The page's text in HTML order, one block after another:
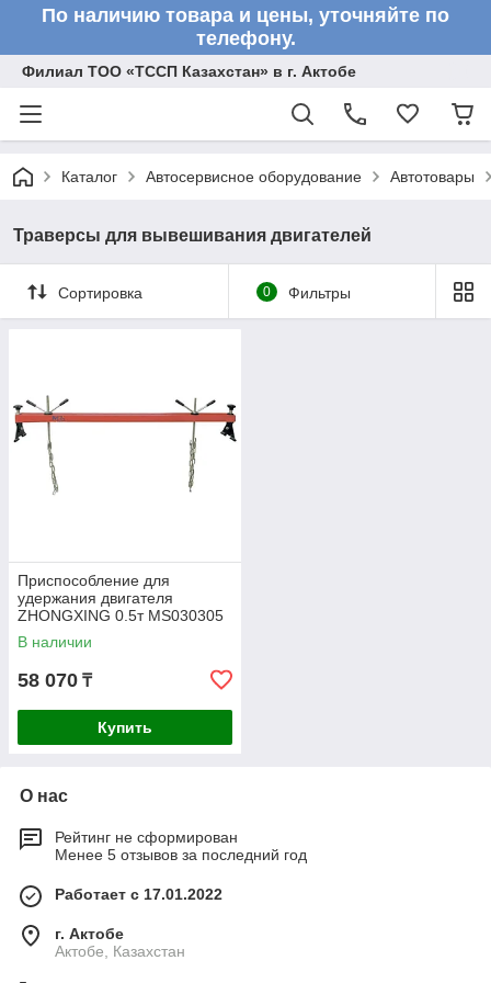
По наличию товара и цены, уточняйте по
телефону.
Филиал ТОО «ТССП Казахстан» в г. Актобе
Каталог Автосервисное оборудование Автотовары
Траверсы для вывешивания двигателей
Сортировка 0 Фильтры
Приспособление для
удержания двигателя
ZHONGXING 0.5т MS030305
В наличии
58 070 ₸
Купить
О нас
Рейтинг не сформирован
Менее 5 отзывов за последний год
Работает с 17.01.2022
г. Актобе
Актобе, Казахстан